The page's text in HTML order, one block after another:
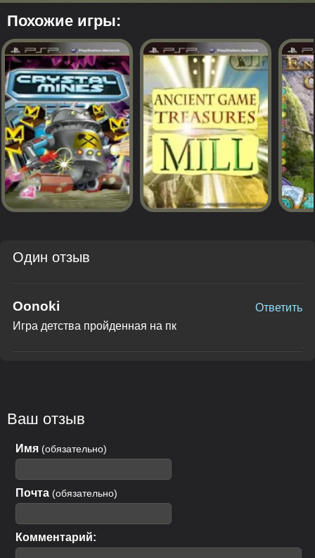
Похожие игры:
Один отзыв
Oonoki
Игра детства пройденная на пк
Ответить
Ваш отзыв
Имя (обязательно)
Почта (обязательно)
Комментарий: